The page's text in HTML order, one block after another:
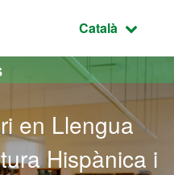
Idioma
Català
en Llengua
Hispànica i